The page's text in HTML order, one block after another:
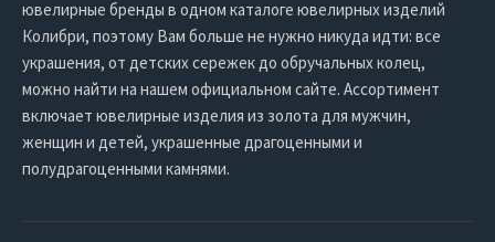
ювелирные бренды в одном каталоге ювелирных изделий
Колибри, поэтому Вам больше не нужно никуда идти: все
украшения, от детских сережек до обручальных колец,
можно найти на нашем официальном сайте. Ассортимент
включает ювелирные изделия из золота для мужчин,
женщин и детей, украшенные драгоценными и
полудрагоценными камнями.